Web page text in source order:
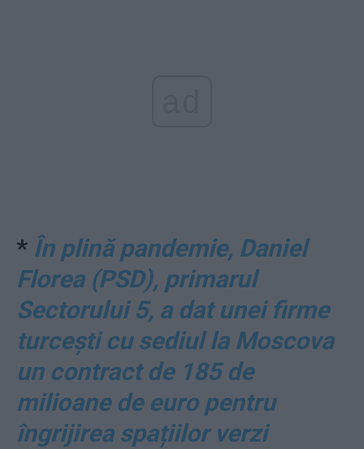
* În plină pandemie, Daniel
Florea (PSD), primarul
Sectorului 5, a dat unei firme
turcești cu sediul la Moscova
un contract de 185 de
milioane de euro pentru
îngrijirea spațiilor verzi